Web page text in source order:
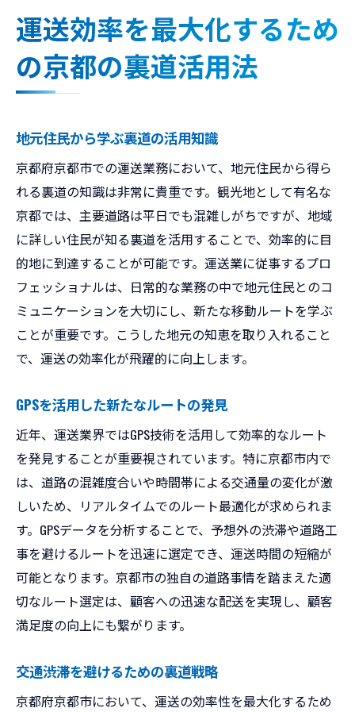
運送効率を最大化するため
の京都の裏道活用法
地元住民から学ぶ裏道の活用知識
京都府京都市での運送業務において、地元住民から得ら
れる裏道の知識は非常に貴重です。観光地として有名な
京都では、主要道路は平日でも混雑しがちですが、地域
に詳しい住民が知る裏道を活用することで、効率的に目
的地に到達することが可能です。運送業に従事するプロ
フェッショナルは、日常的な業務の中で地元住民とのコ
ミュニケーションを大切にし、新たな移動ルートを学ぶ
ことが重要です。こうした地元の知恵を取り入れること
で、運送の効率化が飛躍的に向上します。
GPSを活用した新たなルートの発見
近年、運送業界ではGPS技術を活用して効率的なルート
を発見することが重要視されています。特に京都市内で
は、道路の混雑度合いや時間帯による交通量の変化が激
しいため、リアルタイムでのルート最適化が求められま
す。GPSデータを分析することで、予想外の渋滞や道路工
事を避けるルートを迅速に選定でき、運送時間の短縮が
可能となります。京都市の独自の道路事情を踏まえた適
切なルート選定は、顧客への迅速な配送を実現し、顧客
満足度の向上にも繋がります。
交通渋滞を避けるための裏道戦略
京都府京都市において、運送の効率性を最大化するため